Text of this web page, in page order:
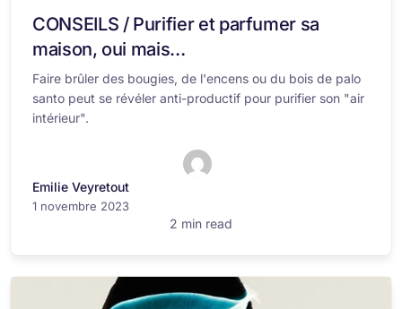
CONSEILS / Purifier et parfumer sa
maison, oui mais…
Faire brûler des bougies, de l'encens ou du bois de palo
santo peut se révéler anti-productif pour purifier son "air
intérieur".
Emilie Veyretout
1 novembre 2023
2 min read